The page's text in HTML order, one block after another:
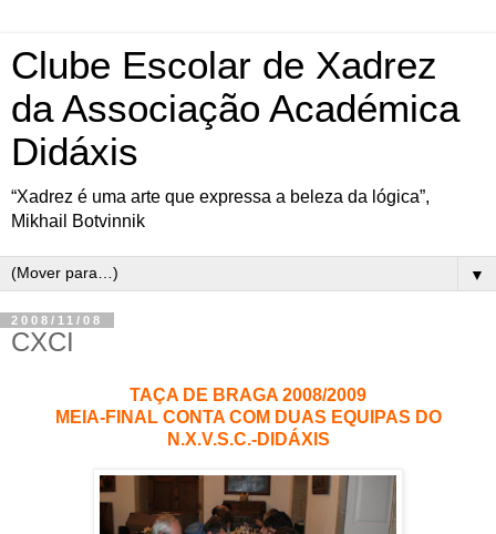
Clube Escolar de Xadrez
da Associação Académica
Didáxis
“Xadrez é uma arte que expressa a beleza da lógica”,
Mikhail Botvinnik
▼
2008/11/08
CXCI
TAÇA DE BRAGA 2008/2009
MEIA-FINAL CONTA COM DUAS EQUIPAS DO
N.X.V.S.C.-DIDÁXIS